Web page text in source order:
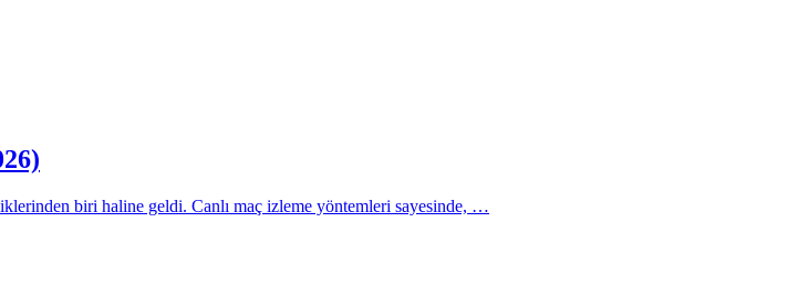
biri haline geldi. Canlı maç izleme yöntemleri sayesinde, …